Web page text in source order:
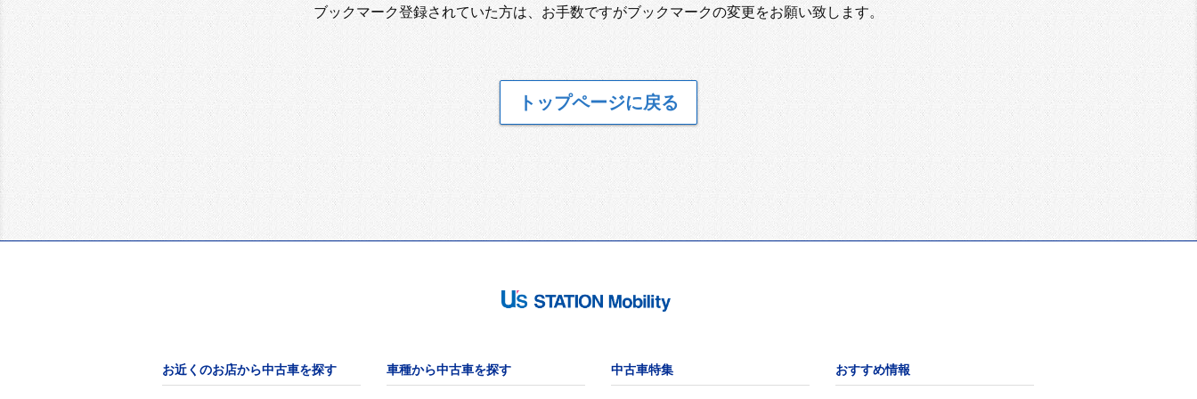
ブックマーク登録されていた方は、お手数ですがブックマークの変更をお願い致します。
トップページに戻る
お近くのお店から中古車を探す 車種から中古車を探す 中古車特集 おすすめ情報